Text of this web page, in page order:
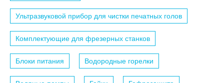
Ультразвуковой прибор для чистки печатных голов
Комплектующие для фрезерных станков
Блоки питания Водородные горелки